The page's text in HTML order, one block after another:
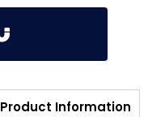
Product Information